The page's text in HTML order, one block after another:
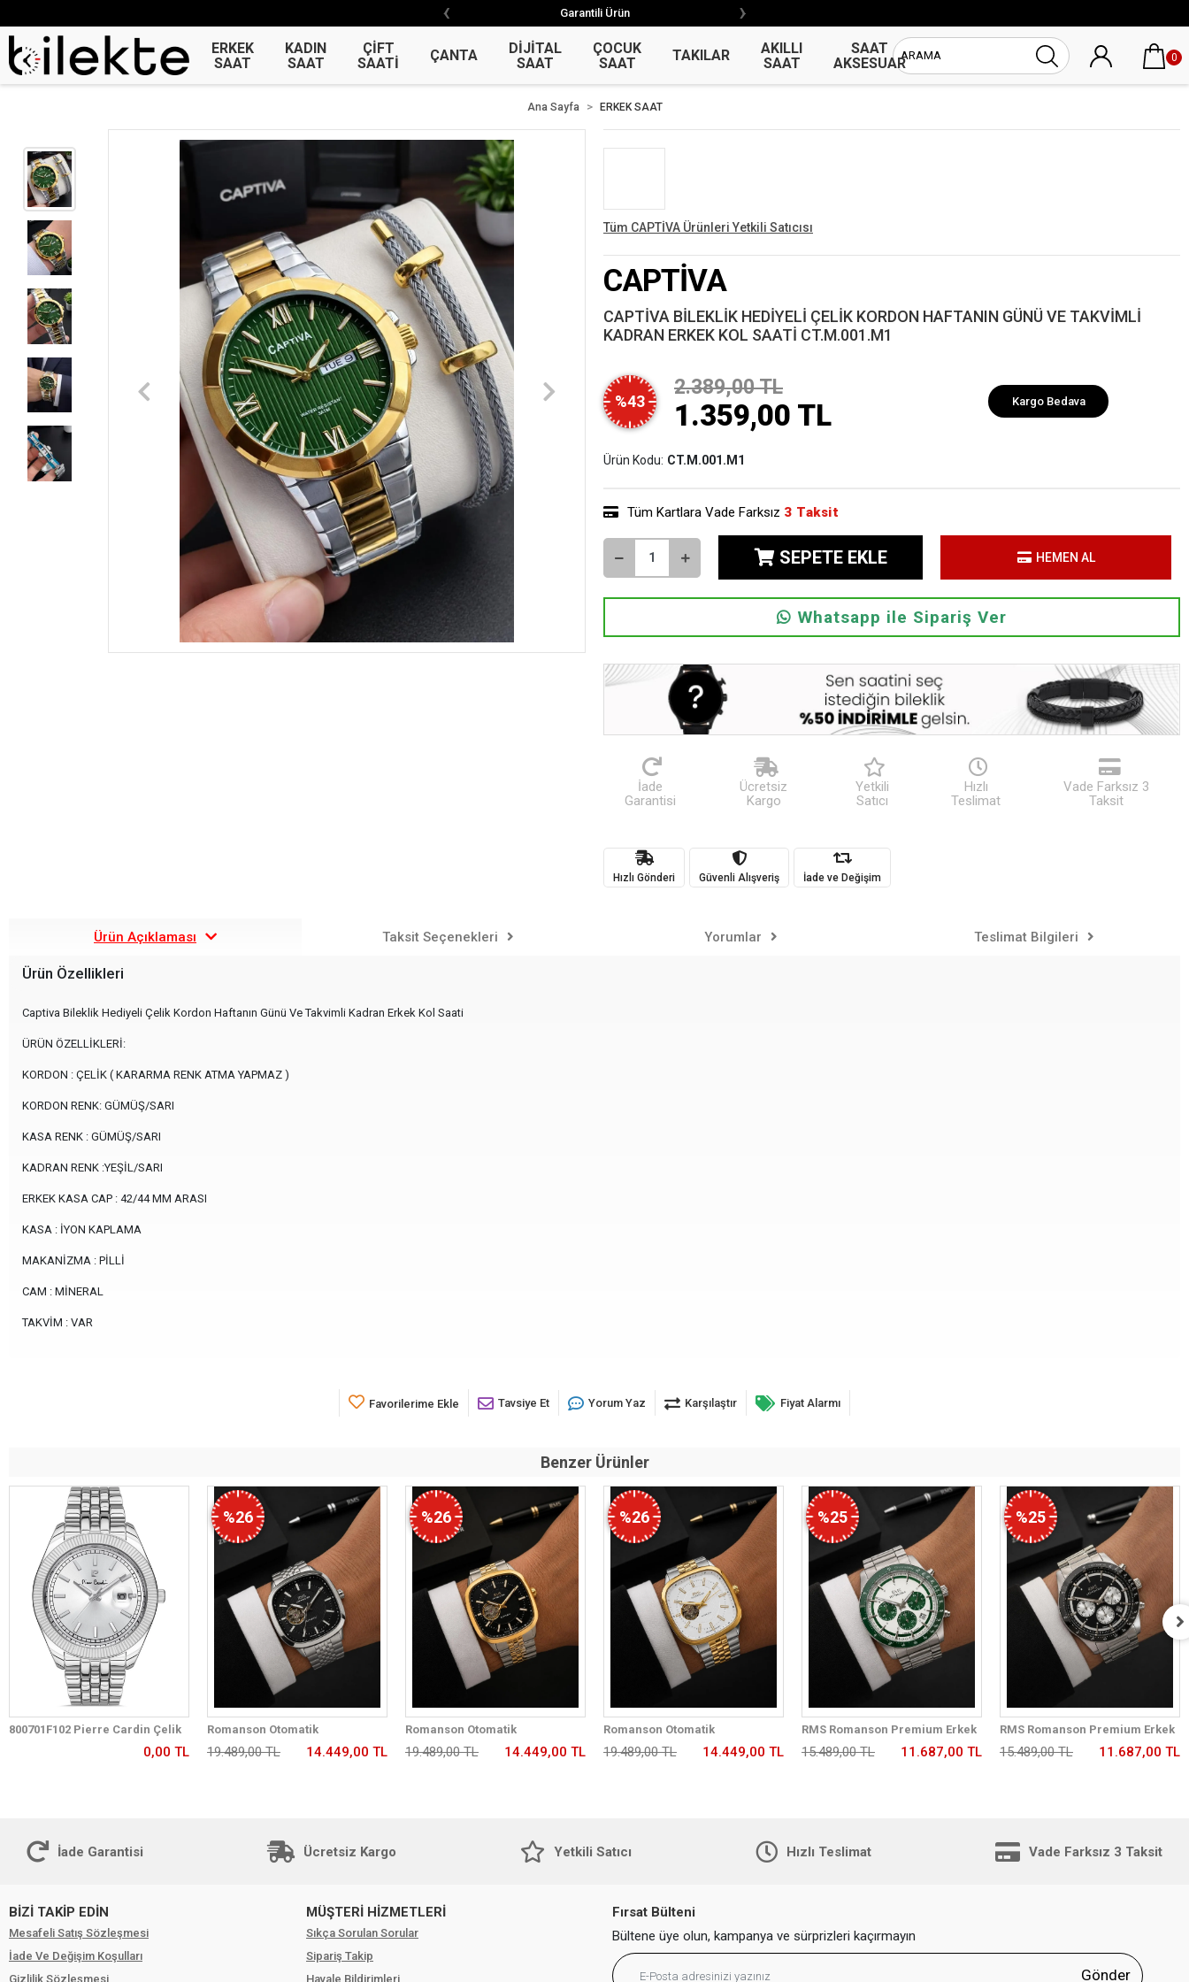
Garantili Ürün
‹ ›
ERKEK
SAAT
KADIN
SAAT
ÇİFT
SAATİ
ÇANTA
DİJİTAL
SAAT
ÇOCUK
SAAT
TAKILAR
AKILLI
SAAT
SAAT
AKSESUAR
UNİSEX
0
Garantili Ürün
‹ ›
Ana Sayfa ERKEK SAAT
Tüm CAPTİVA Ürünleri Yetkili Satıcısı
CAPTİVA
CAPTİVA BİLEKLİK HEDİYELİ ÇELİK KORDON HAFTANIN GÜNÜ VE TAKVİMLİ
KADRAN ERKEK KOL SAATİ CT.M.001.M1
%43
2.389,00 TL
1.359,00 TL Kargo Bedava
Ürün Kodu: CT.M.001.M1
Tüm Kartlara Vade Farksız 3 Taksit
SEPETE EKLE HEMEN AL
Whatsapp ile Sipariş Ver
İade
Garantisi
Ücretsiz
Kargo
Yetkili
Satıcı
Hızlı
Teslimat
Vade Farksız 3
Taksit
Hızlı Gönderi Güvenli Alışveriş İade ve Değişim
Ürün Açıklaması Taksit Seçenekleri Yorumlar Teslimat Bilgileri
Ürün Özellikleri
Captiva Bileklik Hediyeli Çelik Kordon Haftanın Günü Ve Takvimli Kadran Erkek Kol Saati
ÜRÜN ÖZELLİKLERİ:
KORDON : ÇELİK ( KARARMA RENK ATMA YAPMAZ )
KORDON RENK: GÜMÜŞ/SARI
KASA RENK : GÜMÜŞ/SARI
KADRAN RENK :YEŞİL/SARI
ERKEK KASA CAP : 42/44 MM ARASI
KASA : İYON KAPLAMA
MAKANİZMA : PİLLİ
CAM : MİNERAL
TAKVİM : VAR
Favorilerime Ekle Tavsiye Et Yorum Yaz Karşılaştır Fiyat Alarmı
Benzer Ürünler
800701F102 Pierre Cardin Çelik
Kordon Erkek Kol Saati 30 Mt Su
0,00 TL
%26
Romanson Otomatik
Mekanizmalı Premium Erkek
Kol Saati 5 ATM Suya Dayanıklı 2
19.489,00 TL 14.449,00 TL
%26
Romanson Otomatik
Mekanizmalı Premium Erkek
Kol Saati 5 ATM Suya Dayanıklı 2
19.489,00 TL 14.449,00 TL
%26
Romanson Otomatik
Mekanizmalı Premium Erkek
Kol Saati 5 ATM Suya Dayanıklı 2
19.489,00 TL 14.449,00 TL
%25
RMS Romanson Premium Erkek
Kol Saati Çelik Kordon 5 ATM Su
Geçirmez Kronometreli Kadran
15.489,00 TL 11.687,00 TL
%25
RMS Romanson Premium Erkek
Kol Saati Çelik Kordon 5 ATM Su
Geçirmez Kronometreli Kadran
15.489,00 TL 11.687,00 TL
İade Garantisi Ücretsiz Kargo Yetkili Satıcı Hızlı Teslimat Vade Farksız 3 Taksit
BİZİ TAKİP EDİN
Mesafeli Satış Sözleşmesi
İade Ve Değişim Koşulları
Gizlilik Sözleşmesi
MÜŞTERİ HİZMETLERİ
Sıkça Sorulan Sorular
Sipariş Takip
Havale Bildirimleri
Fırsat Bülteni
Bültene üye olun, kampanya ve sürprizleri kaçırmayın
Gönder